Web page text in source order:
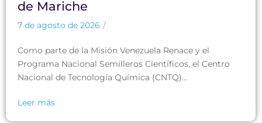
Programa Nacional Semilleros Científicos, el Centro
Nacional de Tecnología Química (CNTQ)...